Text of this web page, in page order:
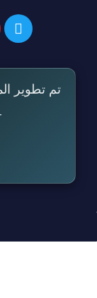
تم تطوير